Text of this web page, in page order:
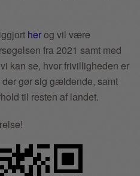
herog vil være
fra 2021 samt med
kan se, hvor frivilligheden er
gør sig gældende, samt
til resten af landet.